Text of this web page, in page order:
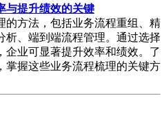
与提升绩效的关键
的方法，包括业务流程重组、精
析、端到端流程管理。通过选择
企业可显著提升效率和绩效。了
掌握这些业务流程梳理的关键方